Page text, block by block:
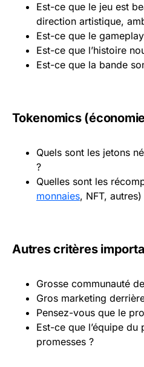
Est-ce que le jeu est
direction artistique,
Est-ce que le
Est-ce que l’histoire
Est-ce que la bande
Tokenomics
Quels sont les jetons
?
Quelles sont les
monnaies, NFT, autres)
Autres critères
Grosse communauté
Gros marketing
Pensez-vous que le
Est-ce que l’équipe du
promesses ?